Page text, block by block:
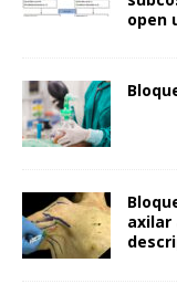
open
axilar